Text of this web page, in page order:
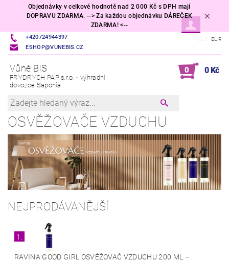
Objednávky v celkové hodnotě nad 2 000 Kč s DPH mají
DOPRAVU ZDARMA. --> Za každou objednávku DÁREČEK
ZDARMA! <--
+420724944397
ESHOP@VUNEBIS.CZ
EUR
Vůně BIS
FRYDRYCH PAP s.r.o. - výhradní
dovozce Saponia
0 0 Kč
OSVĚŽOVAČE VZDUCHU
NEJPRODÁVANĚJŠÍ
1.
RAVINA GOOD GIRL OSVĚŽOVAČ VZDUCHU 200 ML –